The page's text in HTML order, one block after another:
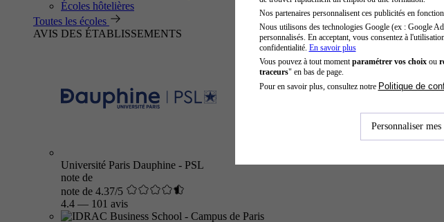
Écoles hôtelières
Toutes les écoles
AVIS DES ÉTABLISSEMENTS
Université Paris Dauphine - PSL
note de
note de 4.37/5
4.4 — 101 avis
Nos partenaires personnalisent ces publicités en
Nous utilisons des technologies Google (ex : Google
personnalisés. En acceptant, vous consentez à
confidentialité. En savoir plus
Vous pouvez à tout moment paramétrer vos choixou
traceurs" en bas de page.
Pour en savoir plus, consultez notre Politique de
Personnaliser